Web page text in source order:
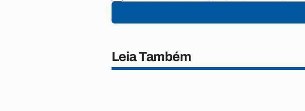
Leia Também